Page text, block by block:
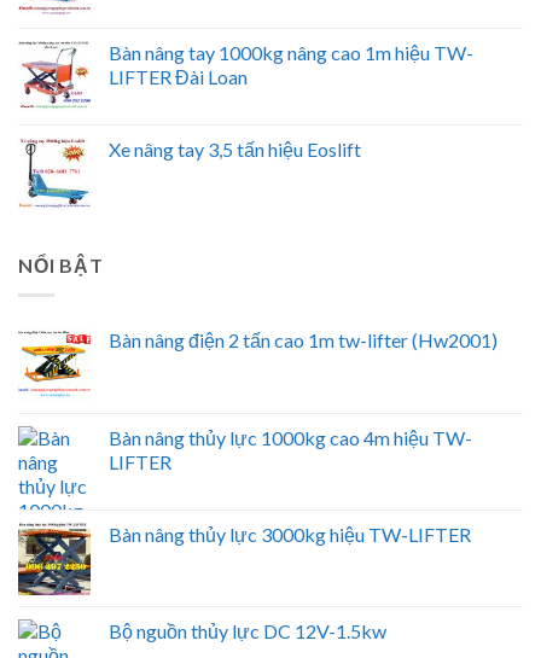
Bàn nâng tay 1000kg nâng cao 1m hiệu TW-
LIFTER Đài Loan
Xe nâng tay 3,5 tấn hiệu Eoslift
NỔI BẬT
Bàn nâng điện 2 tấn cao 1m tw-lifter (Hw2001)
Bàn nâng thủy lực 1000kg cao 4m hiệu TW-
LIFTER
Bàn nâng thủy lực 3000kg hiệu TW-LIFTER
Bộ nguồn thủy lực DC 12V-1.5kw